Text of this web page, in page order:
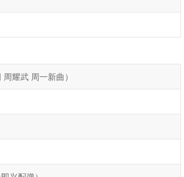
耀武 周一新曲）